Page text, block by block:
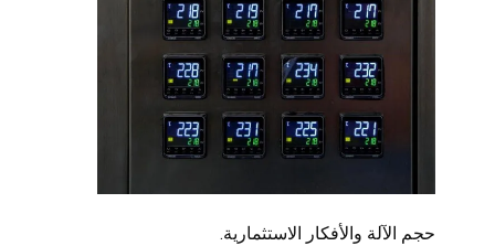
حجم الآلة والأفكار الاستثمارية.